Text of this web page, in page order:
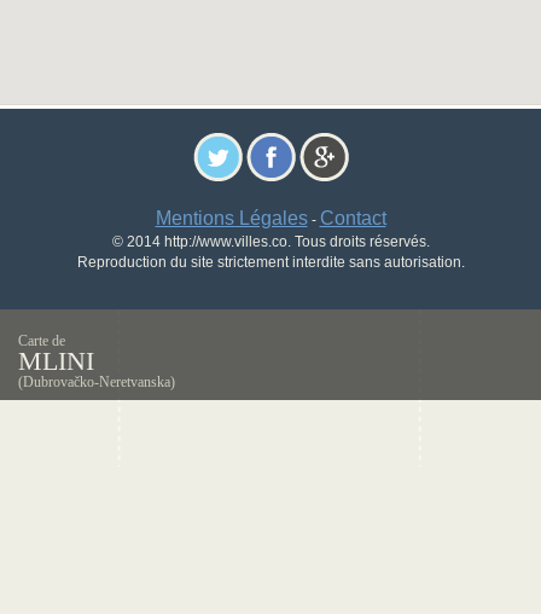
Mentions Légales- Contact
© 2014 http://www.villes.co. Tous droits réservés.
Reproduction du site strictement interdite sans autorisation.
Carte de
MLINI
(Dubrovačko-Neretvanska)